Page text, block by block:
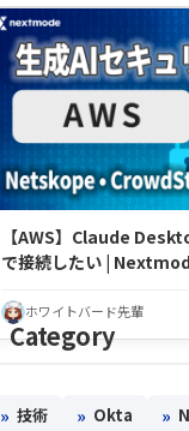
【AWS】Claude
で接続したい |
ホワイトバード先輩
Category
» 技術 » Okta »